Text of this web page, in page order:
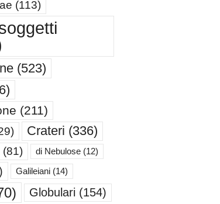
(113)
(523)
(211)
Crateri (336)
(81) di Nebulose(12)
Galileiani(14)
Globulari (154)